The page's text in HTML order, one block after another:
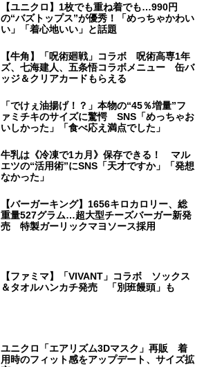
【ユニクロ】1枚でも重ね着でも…990円
の“バズトップス”が優秀！「めっちゃかわい
い」「着心地いい」と話題
【牛角】「呪術廻戦」コラボ 呪術高専1年
ズ、七海建人、五条悟コラボメニュー 缶バ
ッジ＆クリアカードもらえる
「でけぇ油揚げ！？」本物の“45％増量”フ
ァミチキのサイズに驚愕 SNS「めっちゃお
いしかった」「食べ応え満点でした」
牛乳は《冷凍で1カ月》保存できる！ マル
エツの“活用術”にSNS「天才ですか」「発想
なかった」
【バーガーキング】1656キロカロリー、総
重量527グラム…超大型チーズバーガー新発
売 特製ガーリックマヨソース採用
【ファミマ】「VIVANT」コラボ ソックス
＆タオルハンカチ発売 「別班饅頭」も
ユニクロ「エアリズム3Dマスク」再販 着
用時のフィット感をアップデート、サイズ拡